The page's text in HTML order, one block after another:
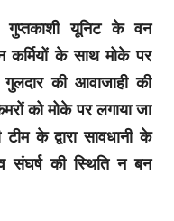
गुप्तकाशी यूनिट के वन
कर्मियों के साथ मोके पर
की आवाजाही की
को मोके पर लगाया जा
के द्वारा सावधानी के
संघर्ष की स्थिति न बन